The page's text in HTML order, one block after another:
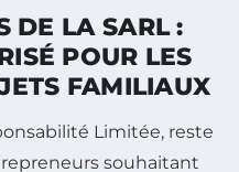
DE LA SARL :
POUR LES
FAMILIAUX
Limitée, reste
souhaitant